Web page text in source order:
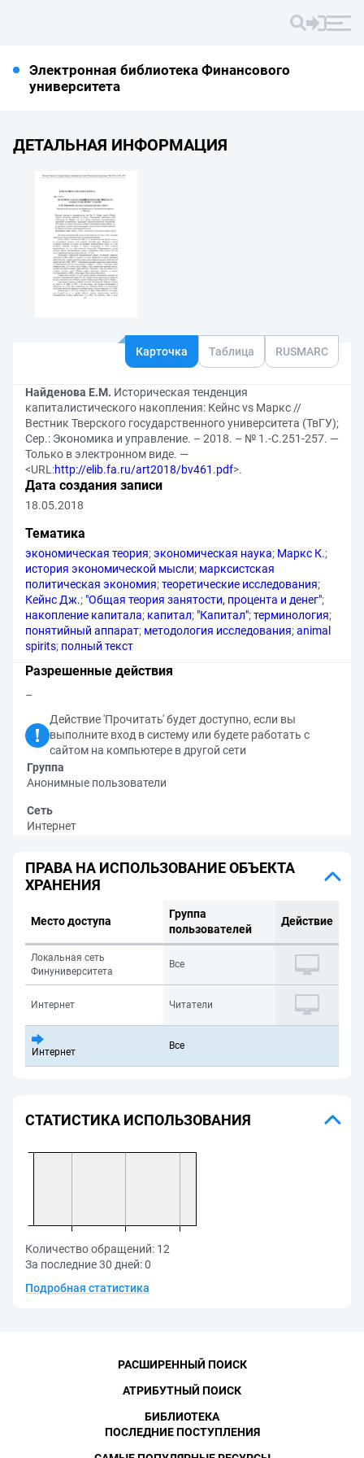
Электронная библиотека Финансового
университета
ДЕТАЛЬНАЯ ИНФОРМАЦИЯ
Карточка Таблица RUSMARC
Найденова Е.М. Историческая тенденция
капиталистического накопления: Кейнс vs Маркс //
Вестник Тверского государственного университета (ТвГУ);
Сер.: Экономика и управление. – 2018. – № 1.-С.251-257. —
Только в электронном виде. —
<URL:http://elib.fa.ru/art2018/bv461.pdf>.
Дата создания записи
18.05.2018
Тематика
экономическая теория;экономическая наука; Маркс К.;
история экономической мысли; марксистская
политическая экономия;теоретические исследования;
Кейнс Дж.; "Общая теория занятости, процента и денег";
накопление капитала; капитал; "Капитал";терминология;
понятийный аппарат; методология исследования;animal
spirits; полный текст
Разрешенные действия
–
Действие 'Прочитать' будет доступно, если вы
выполните вход в систему или будете работать с
сайтом на компьютере в другой сети
Группа
Анонимные пользователи
Сеть
Интернет
ПРАВА НА ИСПОЛЬЗОВАНИЕ ОБЪЕКТА
ХРАНЕНИЯ
Место доступа
Группа
пользователей
Действие
Локальная сеть
Финуниверситета
Все
Интернет Читатели
Интернет
Все
СТАТИСТИКА ИСПОЛЬЗОВАНИЯ
Количество обращений: 12
За последние 30 дней:0
Подробная статистика
РАСШИРЕННЫЙ ПОИСК
АТРИБУТНЫЙ ПОИСК
БИБЛИОТЕКА
ПОСЛЕДНИЕ ПОСТУПЛЕНИЯ